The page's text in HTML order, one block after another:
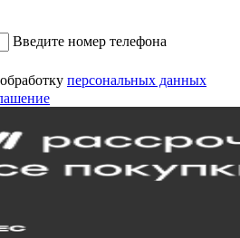
Введите номер телефона
персональных данных